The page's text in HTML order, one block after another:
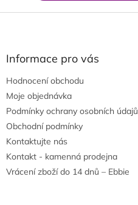
Z
Informace pro vás
Hodnocení obchodu
Moje objednávka
Podmínky ochrany osobních údajů
Obchodní podmínky
Kontaktujte nás
Kontakt - kamenná prodejna
Vrácení zboží do 14 dnů – Ebbie